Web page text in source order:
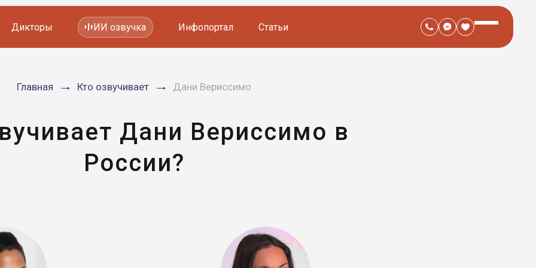
Мультфильмов
Дикторы ИИ озвучка Инфопортал Статьи
Главная Кто озвучивает Дани Вериссимо
Дани Вериссимо в
России?